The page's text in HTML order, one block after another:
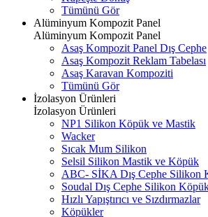
Tümünü Gör
Alüminyum Kompozit Panel
Alüminyum Kompozit Panel
Asaş Kompozit Panel Dış Cephe
Asaş Kompozit Reklam Tabelası
Asaş Karavan Kompoziti
Tümünü Gör
İzolasyon Ürünleri
İzolasyon Ürünleri
NP1 Silikon Köpük ve Mastik
Wacker
Sıcak Mum Silikon
Selsil Silikon Mastik ve Köpük
ABC- SİKA Dış Cephe Silikon
Soudal Dış Cephe Silikon
Hızlı Yapıştırıcı ve Sızdırmazlar
Köpükler